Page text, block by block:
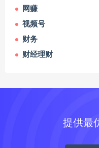
网赚
视频号
财务
财经理财
提供最